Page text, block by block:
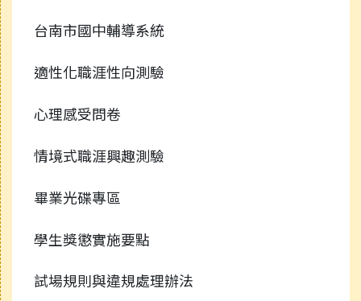
台南市國中輔導系統
適性化職涯性向測驗
心理感受問卷
情境式職涯興趣測驗
畢業光碟專區
學生獎懲實施要點
試場規則與違規處理辦法